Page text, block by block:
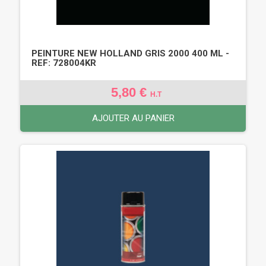
PEINTURE NEW HOLLAND GRIS 2000 400 ML -
REF: 728004KR
5,80 € H.T
AJOUTER AU PANIER